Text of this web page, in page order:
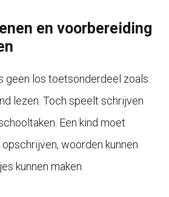
en voorbereiding
geen los toetsonderdeel zoals
lezen. Toch speelt schrijven
Een kind moet
woorden kunnen
kunnen maken.